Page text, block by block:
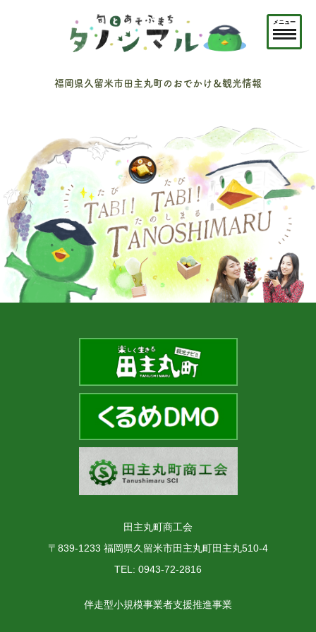
福岡県久留米市田主丸町のおでかけ＆観光情報
メニュー
田主丸町商工会
〒839-1233 福岡県久留米市田主丸町田主丸510-4
TEL: 0943-72-2816
伴走型小規模事業者支援推進事業